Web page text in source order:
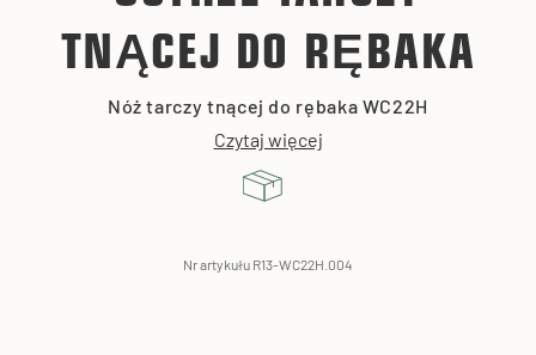
TNĄCEJ DO RĘBAKA
Nóż tarczy tnącej do rębaka WC22H
Czytaj więcej
Nr artykułu R13-WC22H.004